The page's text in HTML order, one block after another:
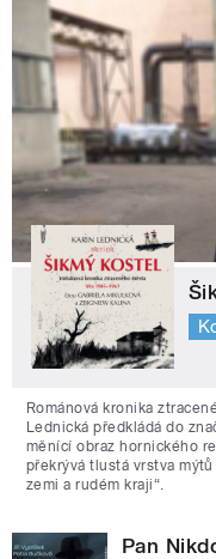
Románová kronika
Lednická předkládá do
měnící obraz hornického
překrývá tlustá vrstva
zemi a rudém kraji“.
Pan